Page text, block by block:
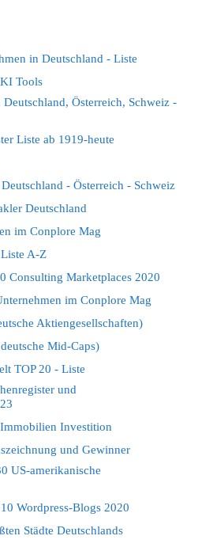
in Deutschland - Liste
Tools
Österreich, Schweiz -
Liste ab 1919-heute
- Österreich - Schweiz
Deutschland
im Conplore Mag
A-Z
Consulting Marketplaces 2020
im Conplore Mag
Aktiengesellschaften)
Mid-Caps)
TOP 20 - Liste
und
Investition
und Gewinner
US-amerikanische
Wordpress-Blogs 2020
Städte Deutschlands